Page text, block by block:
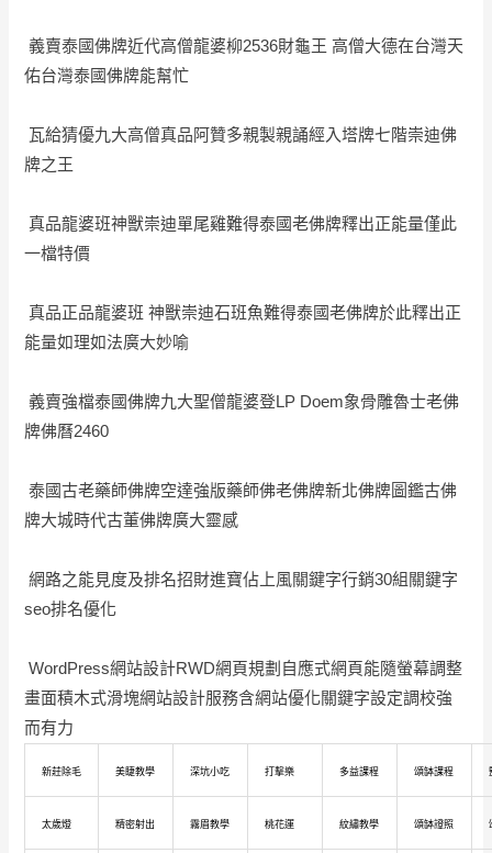
義賣泰國佛牌近代高僧龍婆柳2536財龜王 高僧大德在台灣天
佑台灣泰國佛牌能幫忙
瓦給猜優九大高僧真品阿贊多親製親誦經入塔牌七階崇迪佛
牌之王
真品龍婆班神獸崇迪單尾雞難得泰國老佛牌釋出正能量僅此
一檔特價
真品正品龍婆班 神獸崇迪石班魚難得泰國老佛牌於此釋出正
能量如理如法廣大妙喻
義賣強檔泰國佛牌九大聖僧龍婆登LP Doem象骨雕魯士老佛
牌佛曆2460
泰國古老藥師佛牌空達強版藥師佛老佛牌新北佛牌圖鑑古佛
牌大城時代古董佛牌廣大靈感
網路之能見度及排名招財進寶佔上風關鍵字行銷30組關鍵字
seo排名優化
WordPress網站設計RWD網頁規劃自應式網頁能隨螢幕調整
畫面積木式滑塊網站設計服務含網站優化關鍵字設定調校強
而有力
新莊除毛 美睫教學 深坑小吃 打擊樂 多益課程 頌缽課程
太歲燈 精密射出 霧眉教學 桃花運 紋繡教學 頌缽證照